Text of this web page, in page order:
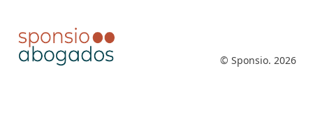
© Sponsio. 2026